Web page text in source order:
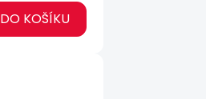
DO KOŠÍKU